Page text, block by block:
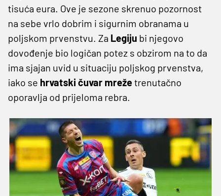
tisuća eura. Ove je sezone skrenuo pozornost
na sebe vrlo dobrim i sigurnim obranama u
poljskom prvenstvu. Za Legiju bi njegovo
dovođenje bio logičan potez s obzirom na to da
ima sjajan uvid u situaciju poljskog prvenstva,
iako se hrvatski čuvar mrežetrenutačno
oporavlja od prijeloma rebra.